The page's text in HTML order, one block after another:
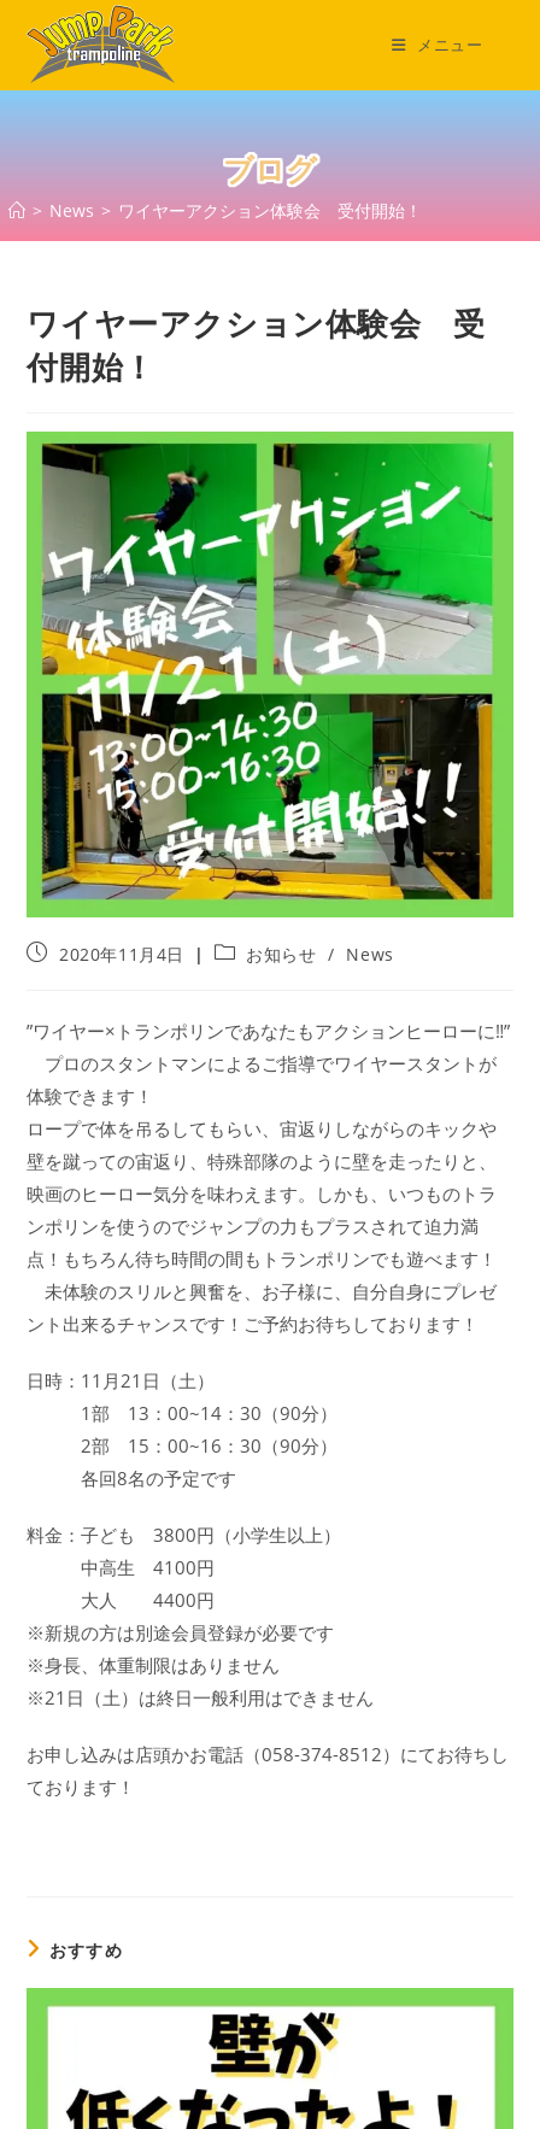
キ
メニュー
ブログ
> News > ワイヤーアクション体験会 受付開始！
ワイヤーアクション体験会 受
付開始！
投
開
日:
2020年11月4日
投
テ
ゴ
リ
お知らせ / News
”ワイヤー×トランポリンであなたもアクションヒーローに‼”
プロのスタントマンによるご指導でワイヤースタントが
体験できます！
ロープで体を吊るしてもらい、宙返りしながらのキックや
壁を蹴っての宙返り、特殊部隊のように壁を走ったりと、
映画のヒーロー気分を味わえます。しかも、いつものトラ
ンポリンを使うのでジャンプの力もプラスされて迫力満
点！もちろん待ち時間の間もトランポリンでも遊べます！
未体験のスリルと興奮を、お子様に、自分自身にプレゼ
ント出来るチャンスです！ご予約お待ちしております！
日時：11月21日（土）
1部 13：00~14：30（90分）
2部 15：00~16：30（90分）
各回8名の予定です
料金：子ども 3800円（小学生以上）
中高生 4100円
大人 4400円
※新規の方は別途会員登録が必要です
※身長、体重制限はありません
※21日（土）は終日一般利用はできません
お申し込みは店頭かお電話（058-374-8512）にてお待ちし
ております！
おすすめ